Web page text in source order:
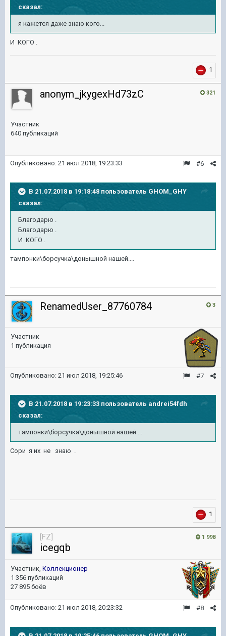
сказал:
я кажется даже знаю кого...
И КОГО .
1
321
anonym_jkygexHd73zC
Участник
640 публикаций
#6
Опубликовано: 21 июл 2018, 19:23:33
В 21.07.2018 в 19:18:48 пользователь GHOM_GHY
сказал:
Благодарю .
Благодарю .
И КОГО .
тампонки\борсучка\донышной нашей....
3
RenamedUser_87760784
Участник
1 публикация
#7
Опубликовано: 21 июл 2018, 19:25:46
В 21.07.2018 в 19:23:33 пользователь andrei54fdh
сказал:
тампонки\борсучка\донышной нашей....
Сори я их не знаю .
1
1 998
[FZ]
icegqb
Участник, Коллекционер
1 356 публикаций
27 895 боёв
#8
Опубликовано: 21 июл 2018, 20:23:32